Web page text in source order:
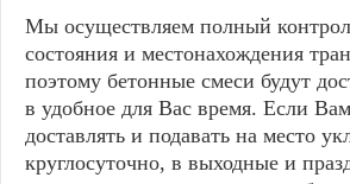
Мы осуществляем полный
состояния и местонахождения
поэтому бетонные смеси будут
в удобное для Вас время. Если
доставлять и подавать на место
круглосуточно, в выходные и